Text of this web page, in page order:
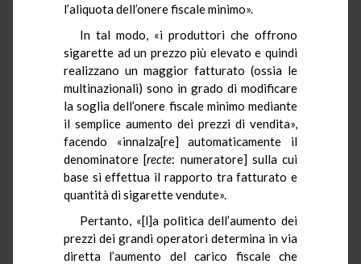
l’aliquota dell’onere fiscale minimo».
In tal modo, «i produttori che offrono
sigarette ad un prezzo più elevato e quindi
realizzano un maggior fatturato (ossia le
multinazionali) sono in grado di modificare
la soglia dell’onere fiscale minimo mediante
il semplice aumento dei prezzi di vendita»,
facendo «innalza[re] automaticamente il
denominatore [recte: numeratore] sulla cui
base si effettua il rapporto tra fatturato e
quantità di sigarette vendute».
Pertanto, «[l]a politica dell’aumento dei
prezzi dei grandi operatori determina in via
diretta l’aumento del carico fiscale che